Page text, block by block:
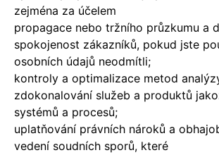
zejména za účelem
propagace nebo tržního průzkumu a
spokojenost zákazníků, pokud jste
osobních údajů neodmítli;
kontroly a optimalizace metod
zdokonalování služeb a produktů
systémů a procesů;
uplatňování právních nároků a
vedení soudních sporů, které